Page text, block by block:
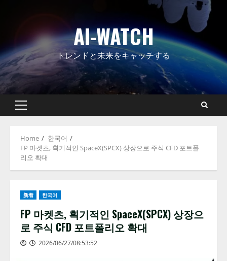
AI-WATCH
トレンドと未来をキャッチする
Primary
Home
한국어
FP 마켓츠, 획기적인 SpaceX(SPCX) 상장으로 주식 CFD 포트폴
리오 확대
新着 한국어
FP 마켓츠, 획기적인 SpaceX(SPCX) 상장으
로 주식 CFD 포트폴리오 확대
2026/06/27/08:53:52